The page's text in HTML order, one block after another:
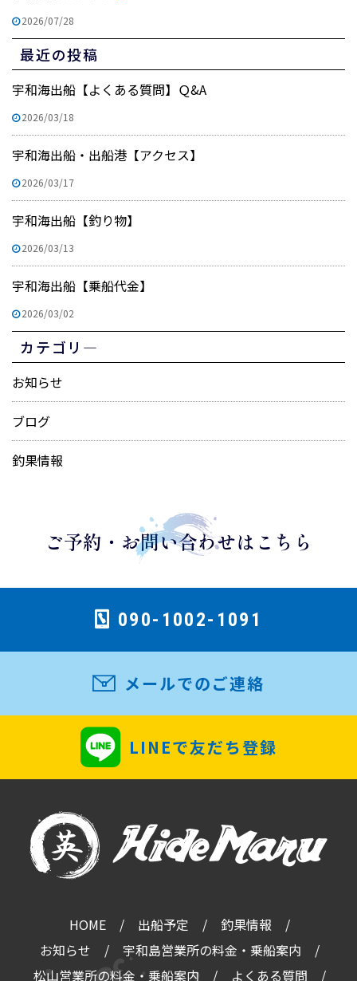
2026/07/28
最近の投稿
宇和海出船【よくある質問】Ｑ&A
2026/03/18
宇和海出船・出船港【アクセス】
2026/03/17
宇和海出船【釣り物】
2026/03/13
宇和海出船【乗船代金】
2026/03/02
カテゴリ―
お知らせ
ブログ
釣果情報
ご予約・お問い合わせはこちら
090-1002-1091
メールでのご連絡
LINEで友だち登録
HOME 出船予定
釣果情報
お知らせ
宇和島営業所の料金・乗船案内
松山営業所の料金・乗船案内
よくある質問